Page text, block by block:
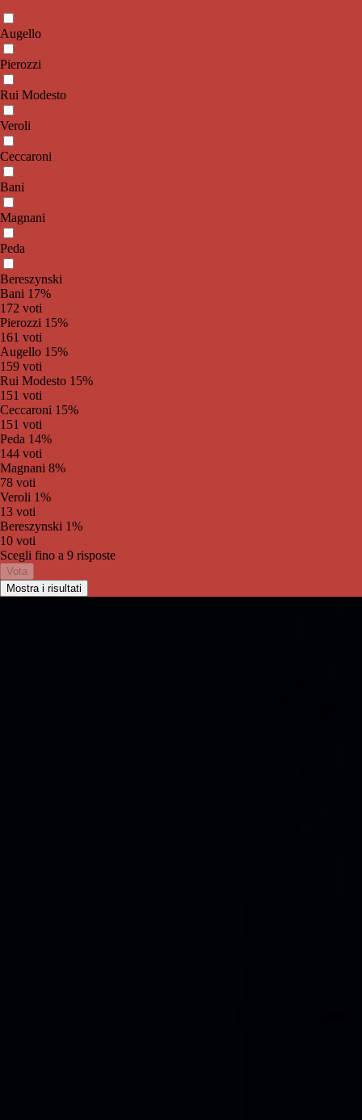
Augello
Pierozzi
Rui Modesto
Veroli
Ceccaroni
Bani
Magnani
Peda
Bereszynski
Bani 17%
172 voti
Pierozzi 15%
161 voti
Augello 15%
159 voti
Rui Modesto 15%
151 voti
Ceccaroni 15%
151 voti
Peda 14%
144 voti
Magnani 8%
78 voti
Veroli 1%
13 voti
Bereszynski 1%
10 voti
Scegli fino a 9 risposte
Vota
Mostra i risultati